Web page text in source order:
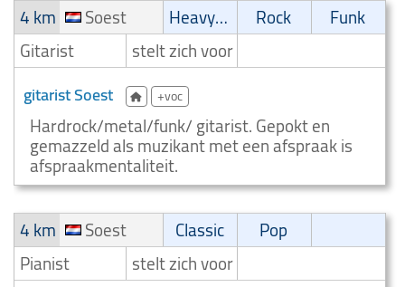
4 km
Soest Heavy-metal Rock
Funk
Gitarist
stelt zich voor
gitarist Soest +voc
Hardrock/metal/funk/ gitarist. Gepokt en
gemazzeld als muzikant met een afspraak is
afspraakmentaliteit.
4 km
Soest Classic
Pop
Pianist
stelt zich voor